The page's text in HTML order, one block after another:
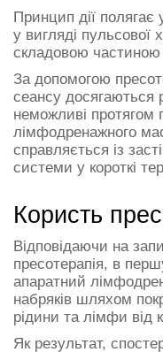
Принцип дії полягає
у вигляді пульсової
складовою частиною
За допомогою
сеансу досягаються
неможливі протягом
лімфодренажного
справляється із
системи у короткі
Користь
Відповідаючи на
пресотерапія, в
апаратний
набряків шляхом
рідини та лімфи від
Як результат,